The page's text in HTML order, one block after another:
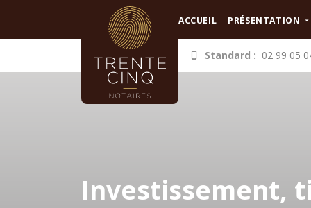
ACCUEIL PRÉSENTATION
Standard : 02 99 05
Investissement,
Panneau de gestion des cookies